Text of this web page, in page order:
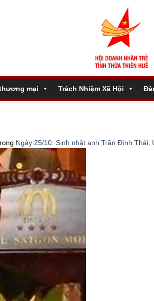
mại Trách Nhiệm Xã Hội
Ngày 25/10: Sinh nhật anh Trần Đình Thái,